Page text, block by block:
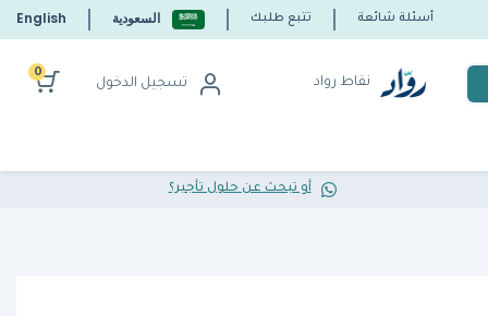
أسئلة شائعة تتبع طلبك السعودية English
نقاط رواد تسجيل الدخول
0
أو تبحث عن حلول تأجير؟